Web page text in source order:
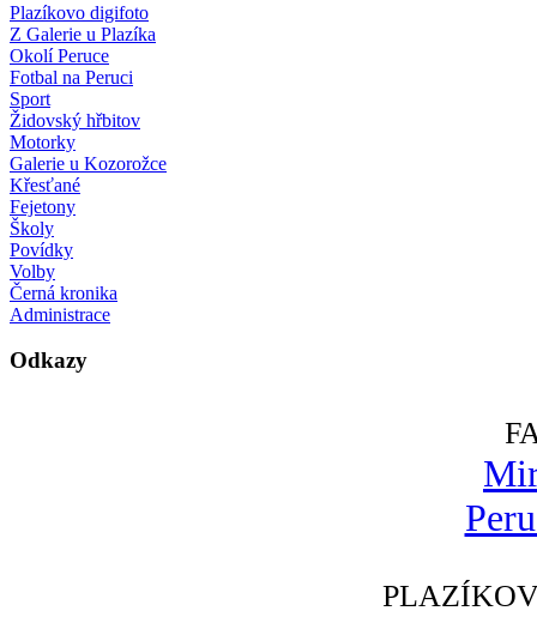
Plazíkovo digifoto
Z Galerie u Plazíka
Okolí Peruce
Fotbal na Peruci
Sport
Židovský hřbitov
Motorky
Galerie u Kozorožce
Křesťané
Fejetony
Školy
Povídky
Volby
Černá kronika
Administrace
Odkazy